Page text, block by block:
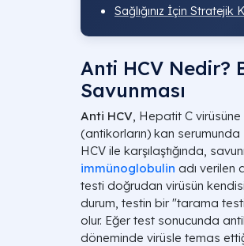
Sağlığınız İçin
Anti HCV Nedir?
Savunması
Anti HCV, Hepatit C
(antikorların) kan serumunda
HCV ile karşılaştığında,
immünoglobulin adı verilen
testi doğrudan virüsün
durum, testin bir "tarama
olur. Eğer test sonucunda
döneminde virüsle temas